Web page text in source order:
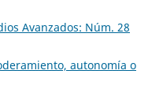
Avanzados: Núm. 28
autonomía o